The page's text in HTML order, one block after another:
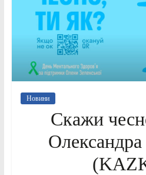
Новини
Скажи
Олександра